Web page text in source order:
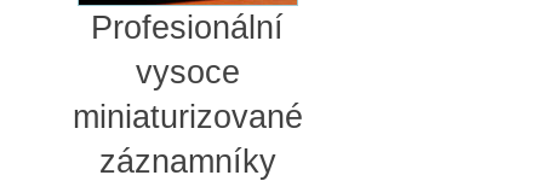
Profesionální
vysoce
miniaturizované
záznamníky